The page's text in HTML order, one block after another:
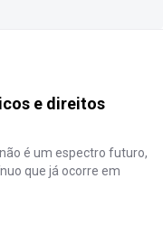
e direitos
é um espectro futuro,
que já ocorre em